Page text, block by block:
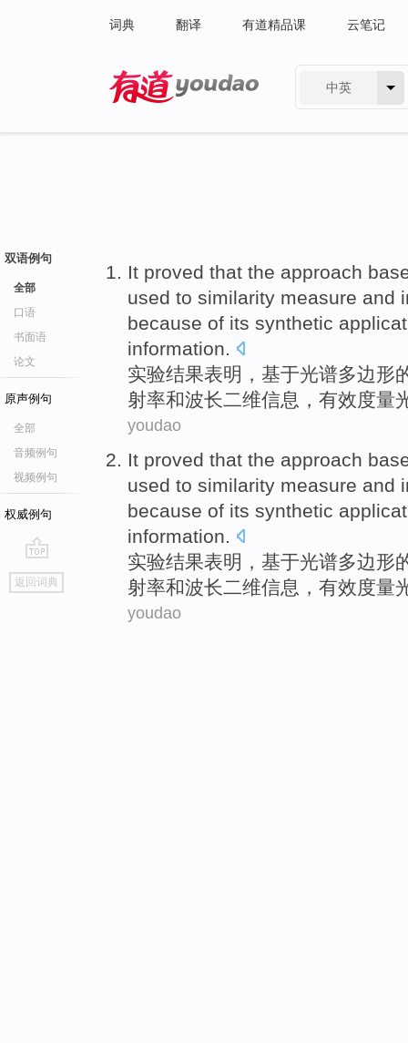
词典 翻译 有道精品课 云笔记
中英
双语例句
全部
口语
书面语
论文
原声例句
全部
音频例句
视频例句
权威例句
go
top
返回词典
It proved that the approach
used to similarity measure and
because of its synthetic
information.
实验结果表明， 基于光谱多边形
射率和波长二维信息，有效度量
youdao
It proved that the approach
used to similarity measure and
because of its synthetic
information.
实验结果表明， 基于光谱多边形
射率和波长二维信息，有效度量
youdao